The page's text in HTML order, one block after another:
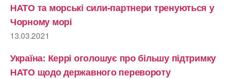
НАТО та морські сили-партнери тренуються у
Чорному морі
13.03.2021
Україна: Керрі оголошує про більшу підтримку
НАТО щодо державного перевороту